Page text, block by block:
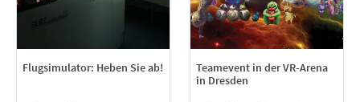
Flugsimulator: Heben Sie ab!
Teamevent in der VR-Arena
in Dresden